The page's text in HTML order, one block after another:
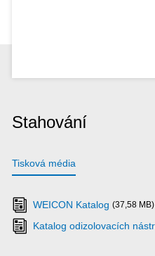
Stahování
Tisková média
WEICON Katalog (37,58 MB)
Katalog odizolovacích